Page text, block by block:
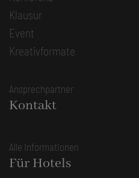
Klausur
Event
Kreativformate
Ansprechpartner
Kontakt
Alle Informationen
Für Hotels